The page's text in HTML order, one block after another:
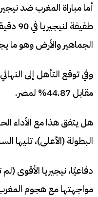
أما مباراة المغرب ضد
طفيفة
الجماهير والأرض وهو ما
مقابل 44.87% لمصر.
البطولة (الأعلى)، تليها السنغال بـ11، مصر بـ9،
دفاعيًا، نيجيريا الأقوى
مواجهتها مع هجوم